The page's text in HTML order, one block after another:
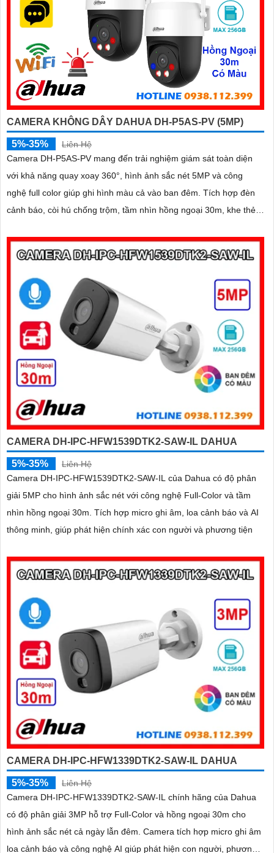
CAMERA KHÔNG DÂY DAHUA DH-P5AS-PV (5MP)
5%-35%
Liên Hệ
Camera DH-P5AS-PV mang đến trải nghiệm giám sát toàn diện
với khả năng quay xoay 360°, hình ảnh sắc nét 5MP và công
nghệ full color giúp ghi hình màu cả vào ban đêm. Tích hợp đèn
cảnh báo, còi hú chống trộm, tầm nhìn hồng ngoại 30m, khe thẻ
ổn định trong mọi điều kiện
CAMERA DH-IPC-HFW1539DTK2-SAW-IL DAHUA
5%-35%
Liên Hệ
Camera DH-IPC-HFW1539DTK2-SAW-IL của Dahua có độ phân
giải 5MP cho hình ảnh sắc nét với công nghệ Full-Color và tầm
nhìn hồng ngoại 30m. Tích hợp micro ghi âm, loa cảnh báo và AI
thông minh, giúp phát hiện chính xác con người và phương tiện
CAMERA DH-IPC-HFW1339DTK2-SAW-IL DAHUA
5%-35%
Liên Hệ
Camera DH-IPC-HFW1339DTK2-SAW-IL chính hãng của Dahua
có độ phân giải 3MP hỗ trợ Full-Color và hồng ngoại 30m cho
hình ảnh sắc nét cả ngày lẫn đêm. Camera tích hợp micro ghi âm
loa cảnh báo và công nghệ AI giúp phát hiện con người, phương